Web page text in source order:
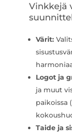
Vinkkejä
Värit:
Logot ja
ja muut
paikoissa
Taide ja